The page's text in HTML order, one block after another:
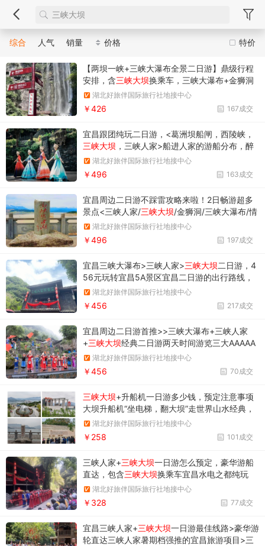
特价
综合 人气 销量 价格
【两坝一峡+三峡大瀑布全景二日游】鼎级行程
安排，含三峡大坝换乘车，三峡大瀑布+金狮洞
+情人泉套票看国之重器，品峡谷奇潭，激情穿
越高102米，宽80米的瀑布，一路尖叫一路心
湖北好旅伴国际旅行社地接中心
167成交
￥426
宜昌跟团纯玩二日游，<葛洲坝船闸，西陵峡，
三峡大坝 ，三峡人家>船进人家的游船分布，醉
美三峡的行程安排，预定方式，预定须知
湖北好旅伴国际旅行社地接中心
163成交
￥496
宜昌周边二日游不踩雷攻略来啦！2日畅游超多
景点<三峡人家/三峡大坝/金狮洞/三峡大瀑布/情
人泉>专线专船直达人家，沿途欣赏西陵峡风
光，三峡人家，三峡大坝，人文和科技一网打尽
湖北好旅伴国际旅行社地接中心
197成交
￥496
宜昌三峡大瀑布>三峡人家>三峡大坝二日游，4
56元玩转宜昌5A景区宜昌二日游的出行路线，
预定电话<包含大瀑布门票，三峡人家门票，三
峡人家专线游船二等座船票>
湖北好旅伴国际旅行社地接中心
217成交
￥456
宜昌周边二日游首推>>三峡大瀑布+三峡人家
+三峡大坝经典二日游两天时间游览三大AAAAA
级风景名胜，将自然的三峡和人文的三峡一网打
尽。
湖北好旅伴国际旅行社地接中心
70成交
￥456
三峡大坝+升船机一日游多少钱，预定注意事项
大坝升船机“坐电梯，翻大坝”走世界山水经典，
观雄伟大坝
湖北好旅伴国际旅行社地接中心
101成交
￥258
三峡人家+三峡大坝一日游怎么预定，豪华游船
直达，包含三峡大坝换乘车宜昌水电之都纯玩
团，过西陵峡，三峡人家，三峡大坝。
湖北好旅伴国际旅行社地接中心
77成交
￥328
宜昌三峡人家+三峡大坝一日游最佳线路>豪华游
轮直达三峡人家暑期档强推的宜昌旅游项目>三